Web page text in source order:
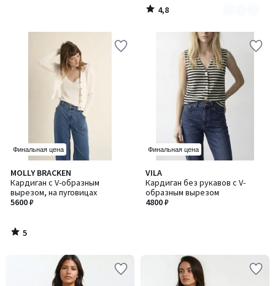
4,8
/
Финальная цена
MOLLY BRACKEN
Кардиган с V-образным
вырезом, на пуговицах
5600 ₽
5
/
5
5
/
Финальная цена
VILA
Кардиган без рукавов с V-
образным вырезом
4800 ₽